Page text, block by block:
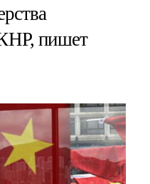
пишет